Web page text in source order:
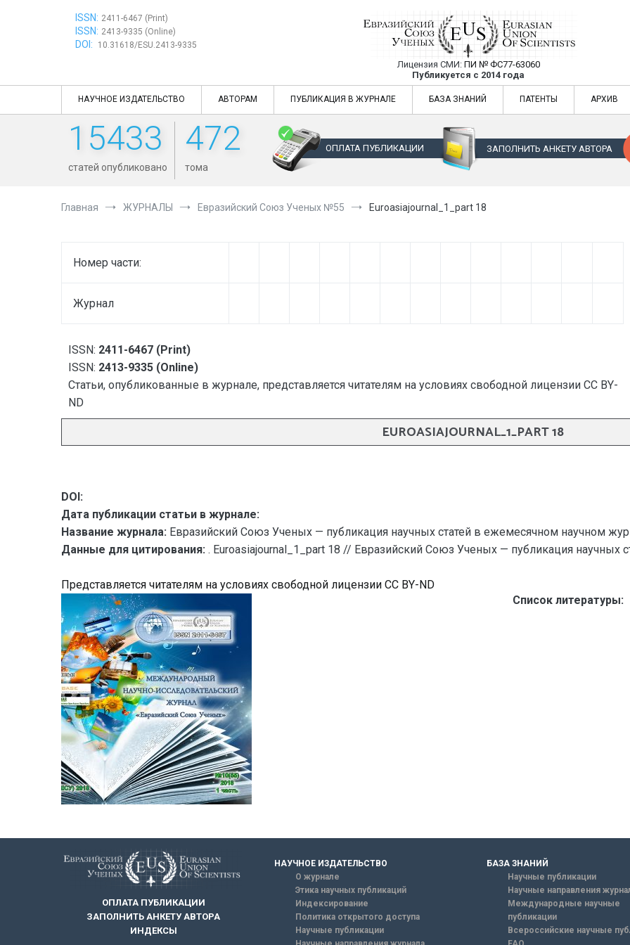
ISSN: 2411-6467 (Print)
ISSN: 2413-9335 (Online)
DOI: 10.31618/ESU.2413-9335
Евразийский Союз Ученых —
Лицензия СМИ: ПИ № ФС77-63060
Публикуется с 2014 года
Евразийский Союз Ученых — публикация научных статей в
НАУЧНОЕ ИЗДАТЕЛЬСТВО АВТОРАМ ПУБЛИКАЦИЯ В ЖУРНАЛЕ БАЗА ЗНАНИЙ ПАТЕНТЫ АРХИВ
15433
статей опубликовано
472
тома
ОПЛАТА ПУБЛИКАЦИИ ЗАПОЛНИТЬ АНКЕТУ АВТОРА
Главная ЖУРНАЛЫ Евразийский Союз Ученых №55 Euroasiajournal_1_part 18
Номер части:
Журнал
ISSN: 2411-6467 (Print)
ISSN: 2413-9335 (Online)
Статьи, опубликованные в журнале, представляется читателям на условиях свободной лицензии CC BY-
ND
EUROASIAJOURNAL_1_PART 18
DOI:
Дата публикации статьи в журнале:
Название журнала: Евразийский Союз Ученых — публикация научных статей в ежемесячном научном
Данные для цитирования: . Euroasiajournal_1_part 18 // Евразийский Союз Ученых — публикация научных
Представляется читателям на условиях свободной лицензии CC BY-ND
Список литературы:
ОПЛАТА ПУБЛИКАЦИИ
ЗАПОЛНИТЬ АНКЕТУ АВТОРА
ИНДЕКСЫ
НАУЧНОЕ ИЗДАТЕЛЬСТВО
О журнале
Этика научных публикаций
Индексирование
Политика открытого доступа
Научные публикации
БАЗА ЗНАНИЙ
Научные публикации
Научные направления
Международные научные
публикации
Всероссийские научные